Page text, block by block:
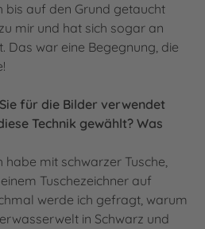
bis auf den Grund getaucht
mir und hat sich sogar an
Das war eine Begegnung, die
für die Bilder verwendet
Technik gewählt? Was
habe mit schwarzer Tusche,
Tuschezeichner auf
werde ich gefragt, warum
in Schwarz und